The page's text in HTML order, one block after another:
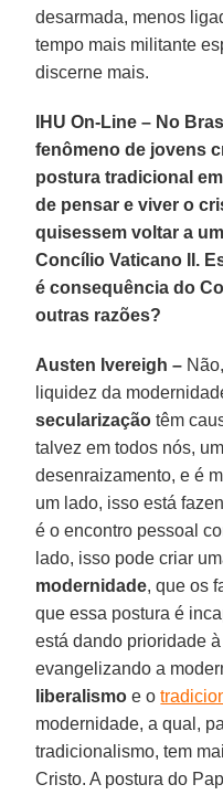
desarmada, menos
tempo mais militante
discerne mais.
IHU On-Line – No
fenômeno de jovens
postura tradicional
de pensar e viver o
quisessem voltar a
Concílio Vaticano II.
é consequência do
outras razões?
Austen Ivereigh –
liquidez da
secularização têm
talvez em todos nós,
desenraizamento, e é
um lado, isso está
é o encontro pessoal
lado, isso pode criar
modernidade, que os
que essa postura é
está dando prioridade
evangelizando a
liberalismo e o
modernidade, a qual,
tradicionalismo, tem
Cristo. A postura do